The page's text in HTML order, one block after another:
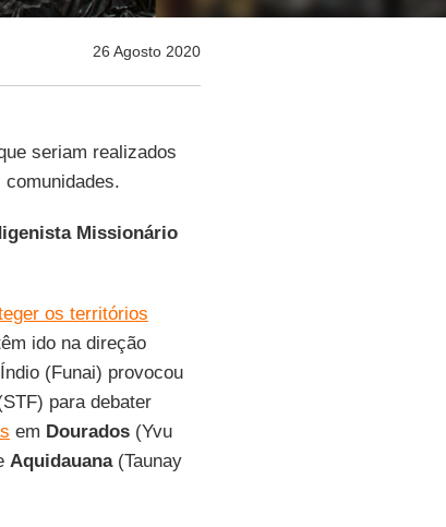
26 Agosto 2020
seriam realizados
Missionário
os territórios
ido na direção
(Funai) provocou
para debater
em Dourados(Yvu
Aquidauana(Taunay